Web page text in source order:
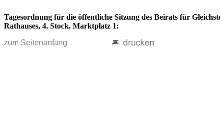
Tagesordnung für die öffentliche Sitzung des Beirats für
Rathauses, 4. Stock, Marktplatz 1:
zum Seitenanfang